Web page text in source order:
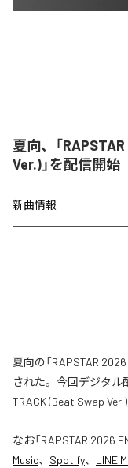
夏向、「
Ver.)」を配信開始
新曲情報
夏向の「RAPSTAR
された。今回デジタル
TRACK (Beat Swap
なお「RAPSTAR 2026
Music、 Spotify、 LINE